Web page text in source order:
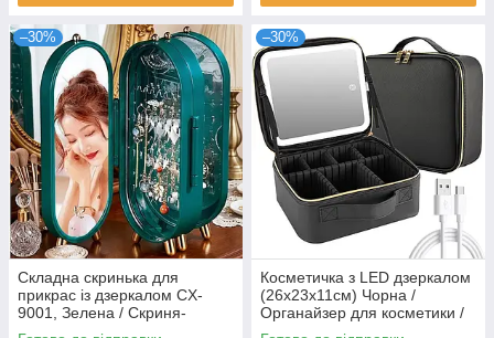
–30%
Складна скринька для
прикрас із дзеркалом CX-
9001, Зелена / Скриня-
органайзер для біжутерії
–30%
Косметичка з LED дзеркалом
(26х23х11см) Чорна /
Органайзер для косметики /
Дорожня косметичка сумочка